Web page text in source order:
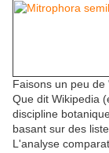
Faisons un peu de
Que dit Wikipedia
discipline
basant sur des
L'analyse